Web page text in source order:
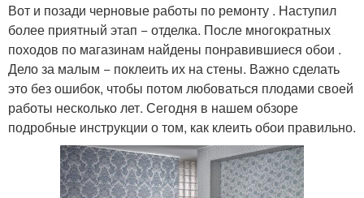
Вот и позади черновые работы по ремонту . Наступил
более приятный этап − отделка. После многократных
походов по магазинам найдены понравившиеся обои .
Дело за малым − поклеить их на стены. Важно сделать
это без ошибок, чтобы потом любоваться плодами своей
работы несколько лет. Сегодня в нашем обзоре
подробные инструкции о том, как клеить обои правильно.